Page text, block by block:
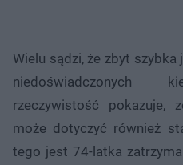
Wielu sądzi, że zbyt
niedoświadczonych
rzeczywistość pokazuje,
może dotyczyć również
tego jest 74-latka